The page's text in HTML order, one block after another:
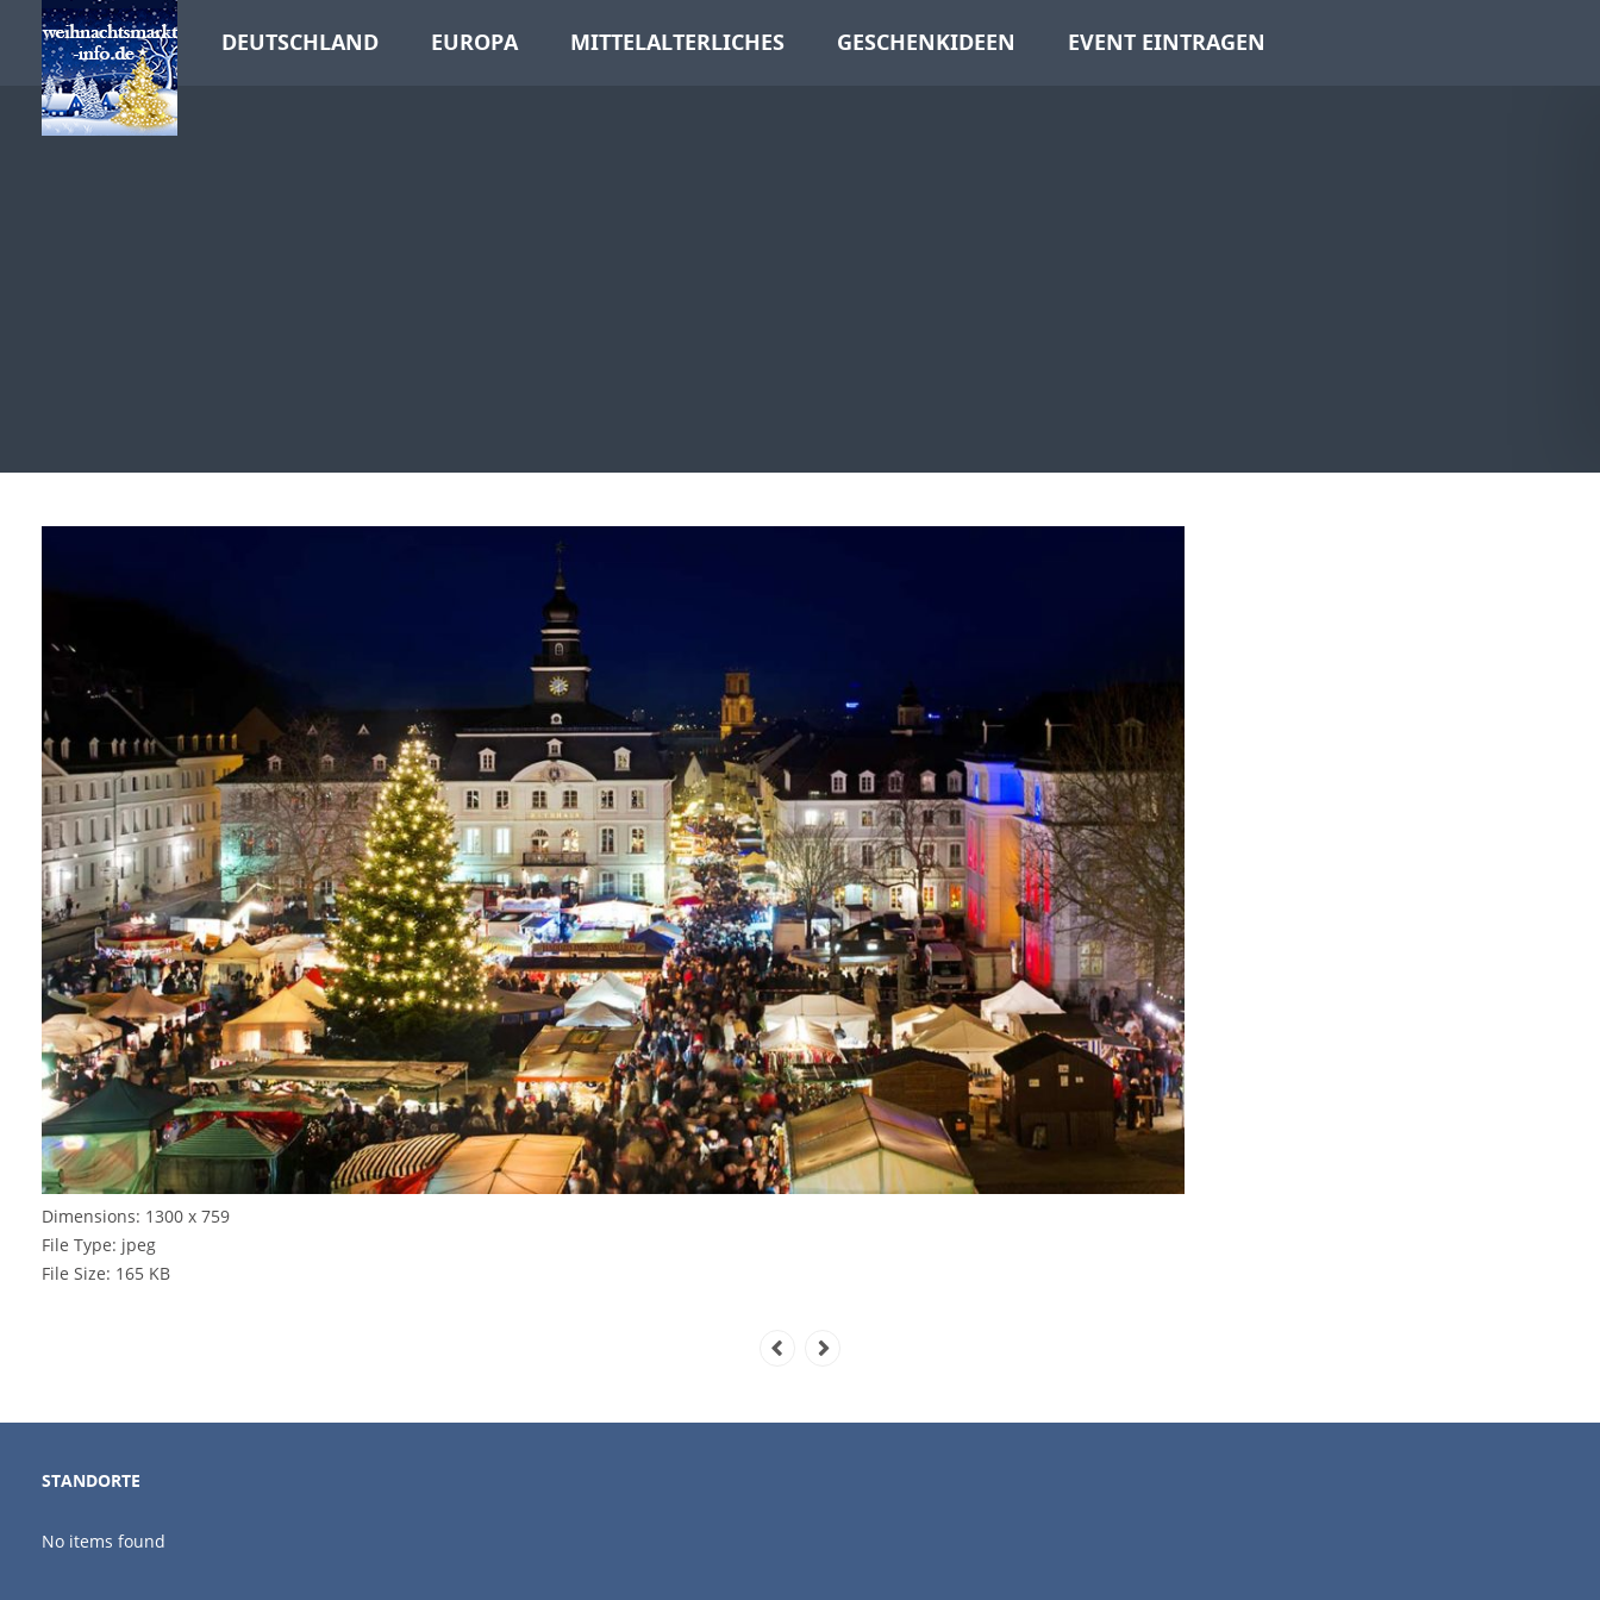
DEUTSCHLAND EUROPA MITTELALTERLICHES GESCHENKIDEEN EVENT EINTRAGEN
Dimensions: 1300 x 759
File Type: jpeg
File Size: 165 KB
STANDORTE
No items found